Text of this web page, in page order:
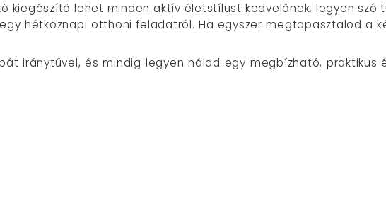
kiegészítő lehet minden aktív életstílust kedvelőnek, legyen szó
hétköznapi otthoni feladatról. Ha egyszer megtapasztalod a
iránytűvel, és mindig legyen nálad egy megbízható, praktikus